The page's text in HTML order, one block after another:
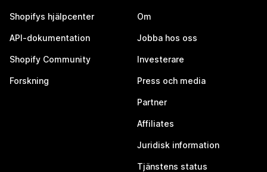
Shopifys hjälpcenter
API-dokumentation
Shopify Community
Forskning
Om
Jobba hos oss
Investerare
Press och media
Partner
Affiliates
Juridisk information
Tjänstens status